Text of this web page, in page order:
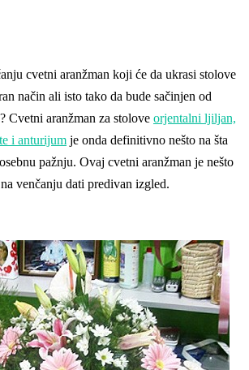
cvetni aranžman koji će da ukrasi stolove
način ali isto tako da bude sačinjen od
Cvetni aranžman za stolove orjentalni ljiljan,
i anturijum je onda definitivno nešto na šta
pažnju. Ovaj cvetni aranžman je nešto
venčanju dati predivan izgled.